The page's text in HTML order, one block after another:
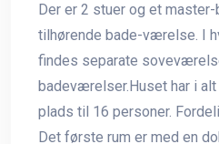
Der er 2 stuer og et
tilhørende bade-værelse. I
findes separate
badeværelser.Huset har i
plads til 16 personer.
Det første rum er med en